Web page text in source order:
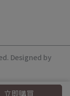
購物車
立即購買
Designed by